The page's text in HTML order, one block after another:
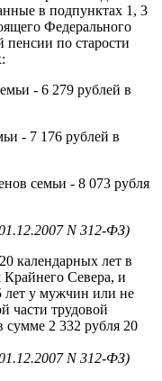
в подпунктах 1, 3
Федерального
пенсии по старости
- 6 279 рублей в
- 7 176 рублей в
семьи - 8 073 рубля
N 312-ФЗ)
календарных лет в
Севера, и
лет у мужчин или не
части трудовой
сумме 2 332 рубля 20
N 312-ФЗ)